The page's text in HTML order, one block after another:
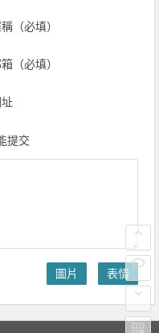
（必填）
（必填）
提交
圖片 表情